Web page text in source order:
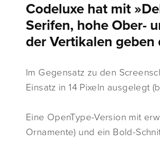
Codeluxe hat mit
Serifen, hohe Ober-
der Vertikalen
Im Gegensatz zu den
Einsatz in 14 Pixeln ausgelegt
Eine OpenType-Version mit
Ornamente) und ein Bold-